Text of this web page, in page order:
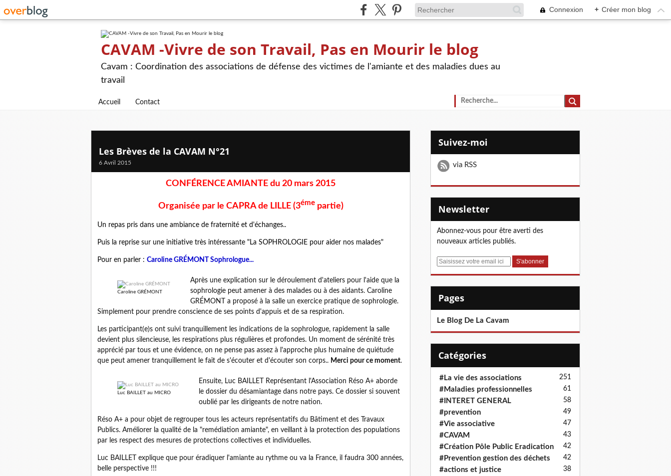
Connexion + Créer mon blog
CAVAM -Vivre de son Travail, Pas en Mourir le blog
Cavam : Coordination des associations de défense des victimes de l'amiante et des maladies dues au
travail
Accueil Contact
Les Brèves de la CAVAM N°21
6 Avril 2015
CONFÉRENCE AMIANTE du 20 mars 2015
Organisée par le CAPRA de LILLE (3émepartie)
Un repas pris dans une ambiance de fraternité et d'échanges..
Puis la reprise sur une initiative très intéressante "La SOPHROLOGIE pour aider nos malades"
Pour en parler : Caroline GRÉMONT Sophrologue...
Caroline GRÉMONT
Après une explication sur le déroulement d'ateliers pour l'aide que la
sophrologie peut amener à des malades ou à des aidants. Caroline
GRÉMONT a proposé à la salle un exercice pratique de sophrologie.
Simplement pour prendre conscience de ses points d'appuis et de sa respiration.
Les participant(e)s ont suivi tranquillement les indications de la sophrologue, rapidement la salle
devient plus silencieuse, les respirations plus régulières et profondes. Un moment de sérénité très
apprécié par tous et une évidence, on ne pense pas assez à l'approche plus humaine de quiétude
que peut amener tranquillement le fait de s'écouter et d'écouter son corps.. Merci pour ce moment.
Luc BAILLET au MICRO
Ensuite, Luc BAILLET Représentant l'Association Réso A+ aborde
le dossier du désamiantage dans notre pays. Ce dossier si souvent
oublié par les dirigeants de notre nation.
Réso A+ a pour objet de regrouper tous les acteurs représentatifs du Bâtiment et des Travaux
Publics. Améliorer la qualité de la "remédiation amiante", en veillant à la protection des populations
par les respect des mesures de protections collectives et individuelles.
Luc BAILLET explique que pour éradiquer l'amiante au rythme ou va la France, il faudra 300 années,
belle perspective !!!
Suivez-moi
via RSS
Newsletter
Abonnez-vous pour être averti des
nouveaux articles publiés.
E
Pages
Le Blog De La Cavam
Catégories
#La vie des associations 251
#Maladies professionnelles 61
#INTERET GENERAL 58
#prevention 49
#Vie associative 47
#CAVAM 43
#Création Pôle Public Eradication 42
#Prevention gestion des déchets 42
#actions et justice 38